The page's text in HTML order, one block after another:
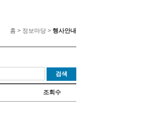
홈 > 정보마당 > 행사안내
검색
조회수